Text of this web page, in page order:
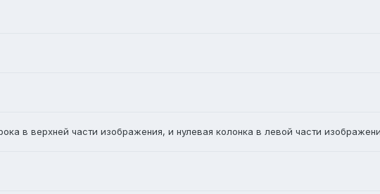
в верхней части изображения, и нулевая колонка в левой части